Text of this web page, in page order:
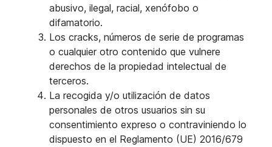
abusivo, ilegal, racial, xenófobo o
difamatorio.
Los cracks, números de serie de programas
o cualquier otro contenido que vulnere
derechos de la propiedad intelectual de
terceros.
La recogida y/o utilización de datos
personales de otros usuarios sin su
consentimiento expreso o contraviniendo lo
dispuesto en el Reglamento (UE) 2016/679